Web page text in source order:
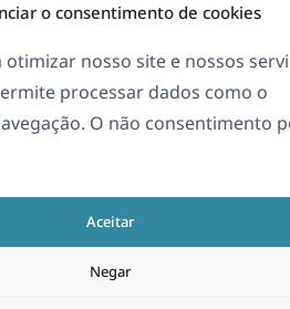
o consentimento de cookies
nosso site e nossos
processar dados como o
O não consentimento
Aceitar
Negar